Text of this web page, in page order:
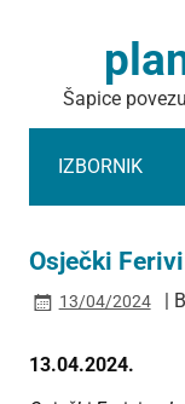
Šapice
IZBORNIK
Osječki
13/04/2024 |
13.04.2024.